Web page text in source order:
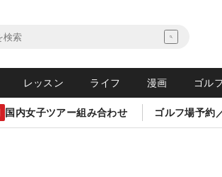
レッスン ライフ 漫画 ゴル
国内女子ツアー組み合わせ ゴルフ場予約